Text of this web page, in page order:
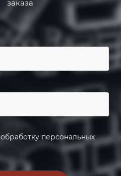
заказа
обработку персональных